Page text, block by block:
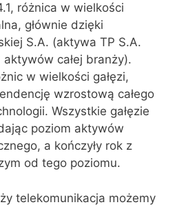
różnica w wielkości
głównie dzięki
S.A. (aktywa TP S.A.
aktywów całej branży).
w wielkości gałęzi,
wzrostową całego
Wszystkie gałęzie
poziom aktywów
a kończyły rok z
od tego poziomu.
telekomunikacja możemy